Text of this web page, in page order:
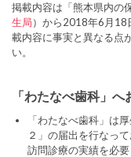
掲載内容は「熊本県内の
生局）から2018年6月18
載内容に事実と異なる点
い。
「わたなべ歯科」
「わたなべ歯科」は
２」の届出を行なっ
訪問診療の実績を必